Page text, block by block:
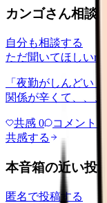
カンゴさん相談
自分も相談する
ただ聞いてほしい
「夜勤がしんどい
関係が辛くて、、、
共感 0 コメント
共感する
本音箱の近い投稿
匿名で投稿する